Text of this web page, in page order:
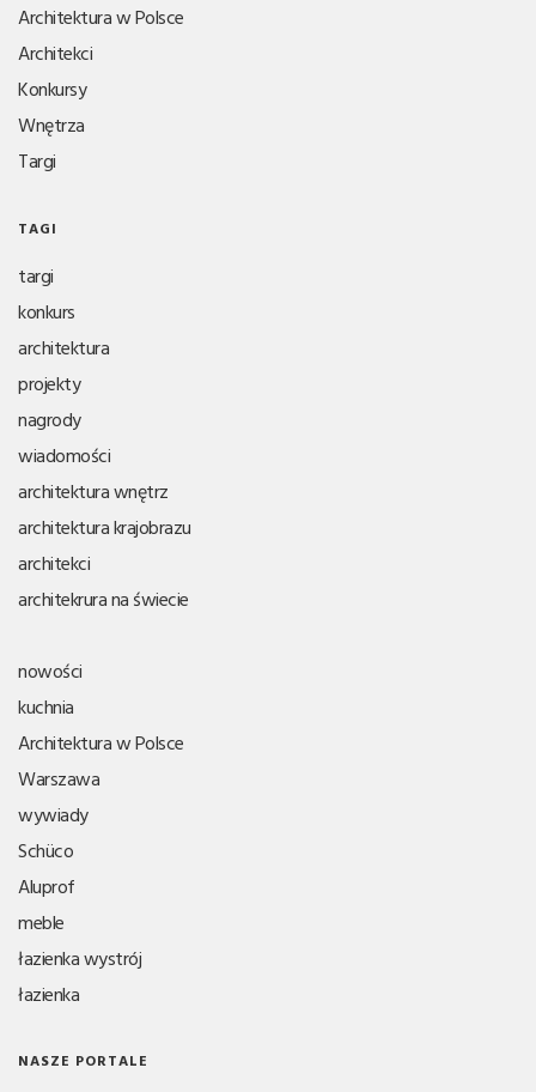
Architektura w Polsce
Architekci
Konkursy
Wnętrza
Targi
TAGI
targi
konkurs
architektura
projekty
nagrody
wiadomości
architektura wnętrz
architektura krajobrazu
architekci
architekrura na świecie
nowości
kuchnia
Architektura w Polsce
Warszawa
wywiady
Schüco
Aluprof
meble
łazienka wystrój
łazienka
NASZE PORTALE